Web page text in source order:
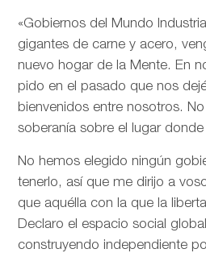
«Gobiernos del Mundo
gigantes de carne y acero,
nuevo hogar de la Mente. En
pido en el pasado que nos
bienvenidos entre nosotros.
soberanía sobre el lugar
No hemos elegido ningún
tenerlo, así que me dirijo a
que aquélla con la que la
Declaro el espacio social
construyendo independiente